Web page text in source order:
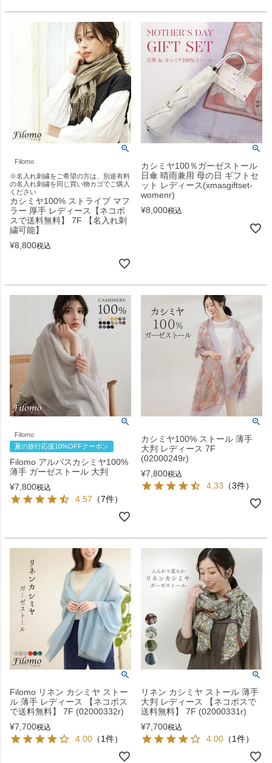
Filomo
※名入れ刺繍をご希望の方は、別途有料
の名入れ刺繍を同じ買い物カゴでご購入
ください
カシミヤ100% ストライプ マフ
ラー 厚手 レディース【ネコポ
スで送料無料】 7F 【名入れ刺
繍可能】
¥8,800税込
カシミヤ100％ガーゼストール
日傘 晴雨兼用 母の日 ギフトセ
ット レディース(xmasgiftset-
womenr)
¥8,000税込
Filomo
夏の旅行応援10%OFFクーポン
Filomo アルバスカシミヤ100%
薄手 ガーゼストール 大判
¥7,800税込
4.57 （7件）
カシミヤ100% ストール 薄手
大判 レディース 7F
(02000249r)
¥7,800税込
4.33 （3件）
Filomo リネン カシミヤ ストー
ル 薄手 レディース 【ネコポス
で送料無料】 7F (02000332r)
¥7,700税込
4.00 （1件）
リネン カシミヤ ストール 薄手
大判 レディース 【ネコポスで
送料無料】 7F (02000331r)
¥7,700税込
4.00 （1件）